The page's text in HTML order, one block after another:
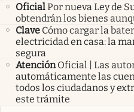
OficialPor nueva Ley de
obtendrán los bienes
Clave Cómo cargar la
electricidad en casa: la
segura
Atención Oficial | Las
automáticamente las
todos los ciudadanos y
este trámite